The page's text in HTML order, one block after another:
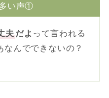
い声①
夫だよ って言われる
んでできないの？